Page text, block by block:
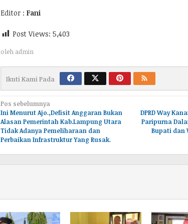
Editor : Fani
Post Views: 5,403
oleh admin
Ikuti Kami Pada
Navigasi
pos
Pos sebelumnya
Ini Menurut Ajo.,Defisit Anggaran Bukan
Alasan Pemerintah Kab.Lampung Utara
Tidak Adanya Pemeliharaan dan
Perbaikan Infrastruktur Yang Rusak.
DPRD Way
Paripurna
Bupati dan